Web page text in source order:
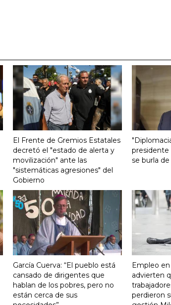
El Frente de Gremios Estatales
decretó el "estado de alerta y
movilización" ante las
"sistemáticas agresiones" del
Gobierno
presidente
se burla
García Cuerva: “El pueblo está
cansado de dirigentes que
hablan de los pobres, pero no
están cerca de sus
Empleo
advierten
perdieron